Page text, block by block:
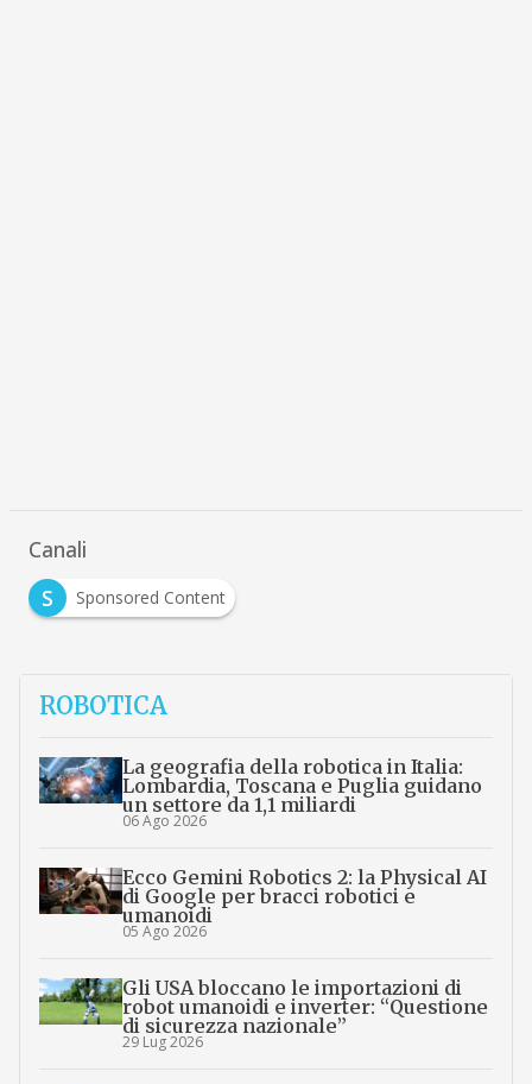
Canali
S
Sponsored Content
ROBOTICA
La geografia della robotica in Italia:
Lombardia, Toscana e Puglia guidano
un settore da 1,1 miliardi
06 Ago 2026
Ecco Gemini Robotics 2: la Physical AI
di Google per bracci robotici e
umanoidi
05 Ago 2026
Gli USA bloccano le importazioni di
robot umanoidi e inverter: “Questione
di sicurezza nazionale”
29 Lug 2026